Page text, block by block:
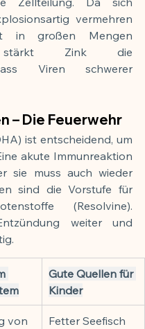
vermehren
in großen Mengen
stärkt Zink die
Viren schwerer
– Die Feuerwehr
ist entscheidend, um
akute Immunreaktion
sie muss auch wieder
sind die Vorstufe für
(Resolvine).
weiter und
Gute Quellen für
Kinder
von
Fetter Seefisch